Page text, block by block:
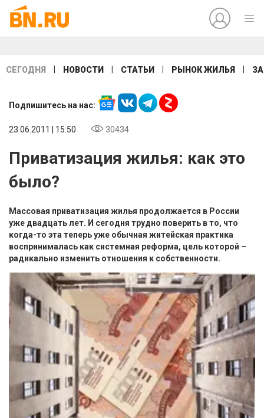
СЕГОДНЯ НОВОСТИ СТАТЬИ РЫНОК ЖИЛЬЯ
Подпишитесь на нас:
23.06.2011 | 15:50 30434
Приватизация жилья: как это
было?
Массовая приватизация жилья продолжается в России
уже двадцать лет. И сегодня трудно поверить в то, что
когда-то эта теперь уже обычная житейская практика
воспринималась как системная реформа, цель которой –
радикально изменить отношения к собственности.